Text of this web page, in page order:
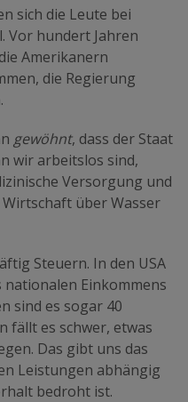
sich die Leute bei
Vor hundert Jahren
Amerikanern
die Regierung
gewöhnt, dass der Staat
wir arbeitslos sind,
Versorgung und
über Wasser
Steuern. In den USA
Einkommens
sind es sogar 40
fällt es schwer, etwas
Das gibt uns das
Leistungen abhängig
bedroht ist.